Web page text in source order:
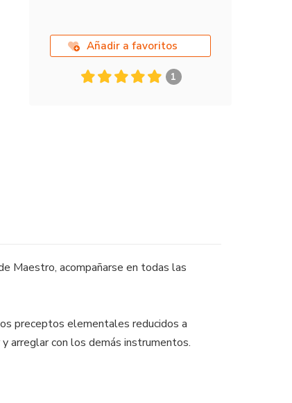
Añadir a favoritos
1
Maestro, acompañarse en todas las
preceptos elementales reducidos a
arreglar con los demás instrumentos.